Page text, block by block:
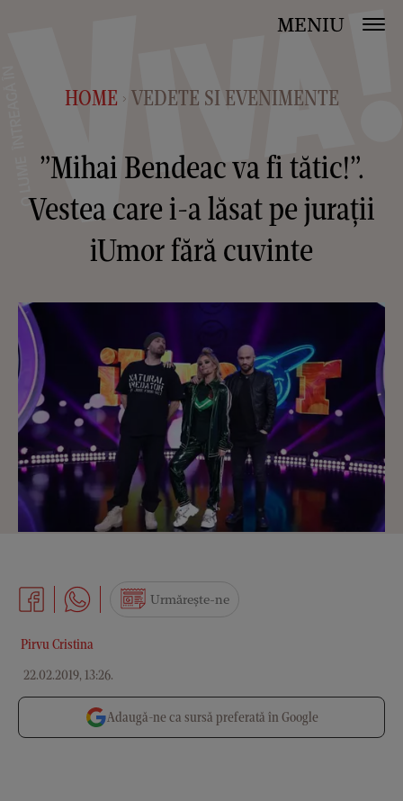
MENIU
HOME > VEDETE SI EVENIMENTE
”Mihai Bendeac va fi tătic!”.
Vestea care i-a lăsat pe jurații
iUmor fără cuvinte
Pirvu Cristina
22.02.2019, 13:26.
Urmărește-ne
Adaugă-ne ca sursă preferată în Google